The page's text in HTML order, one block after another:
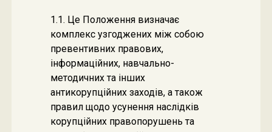
1.1. Це Положення визначає
комплекс узгоджених між собою
превентивних правових,
інформаційних, навчально-
методичних та інших
антикорупційних заходів, а також
правил щодо усунення наслідків
корупційних правопорушень та